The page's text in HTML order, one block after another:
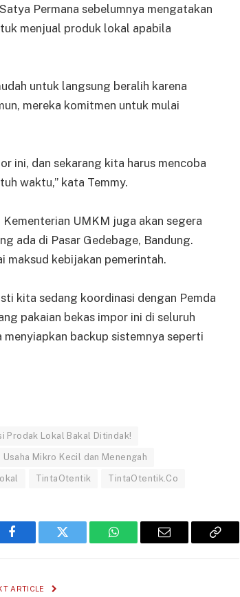
Permana sebelumnya mengatakan
menjual produk lokal apabila
untuk langsung beralih karena
mereka komitmen untuk mulai
ini, dan sekarang kita harus mencoba
waktu,” kata Temmy.
UMKM juga akan segera
ada di Pasar Gedebage, Bandung.
maksud kebijakan pemerintah.
kita sedang koordinasi dengan Pemda
pakaian bekas impor ini di seluruh
backup sistemnya seperti
Prodak Lokal Bakal Ditindak!
Usaha Mikro Kecil dan Menengah
TintaOtentik TintaOtentik.Co
Facebook Twitter WhatsAppEmail
Copy
ARTICLE